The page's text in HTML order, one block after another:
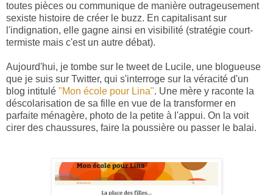
toutes pièces ou communique de manière outrageusement
sexiste histoire de créer le buzz. En capitalisant sur
l'indignation, elle gagne ainsi en visibilité (stratégie court-
termiste mais c'est un autre débat).
Aujourd'hui, je tombe sur le tweet de Lucile, une blogueuse
que je suis sur Twitter, qui s'interroge sur la véracité d'un
blog intitulé "Mon école pour Lina". Une mère y raconte la
déscolarisation de sa fille en vue de la transformer en
parfaite ménagère, photo de la petite à l'appui. On la voit
cirer des chaussures, faire la poussière ou passer le balai.